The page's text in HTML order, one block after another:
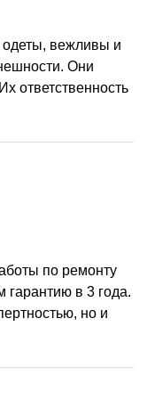
одеты, вежливы и
Они
ответственность
по ремонту
в 3 года.
но и